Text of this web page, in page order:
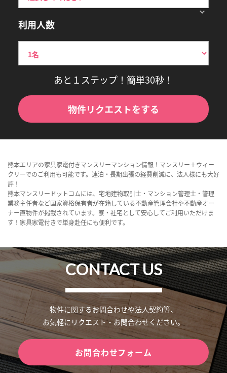
利用人数
あと１ステップ！簡単30秒！
物件リクエストをする
熊本エリアの家具家電付きマンスリーマンション情報！マンスリー＋ウィー
クリーでのご利用も可能です。連泊・長期出張の経費削減に、法人様にも大好
評！
熊本マンスリードットコムには、宅地建物取引士・マンション管理士・管理
業務主任者など国家資格保有者が在籍している不動産管理会社や不動産オー
ナー直物件が掲載されています。寮・社宅として安心してご利用いただけま
す！家具家電付きで単身赴任にも便利です。
CONTACT US
物件に関するお問合わせや法人契約等、
お気軽にリクエスト・お問合わせください。
お問合わせフォーム